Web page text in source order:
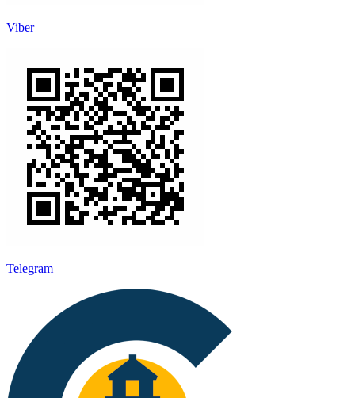
Viber
Telegram